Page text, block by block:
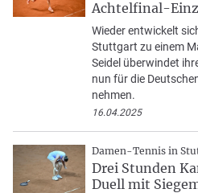
Achtelfinal-
Wieder entwickelt
Stuttgart zu einem
Seidel überwindet
nun für die
nehmen.
16.04.2025
Damen-Tennis in
Drei Stunden
Duell mit